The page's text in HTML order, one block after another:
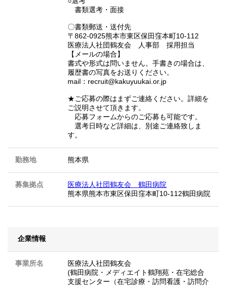
書類選考・面接
〇書類郵送・送付先
〒862-0925熊本市東区保田窪本町10-112
医療法人社団鶴友会 人事部 採用担当
【メールの場合】
書式や形式は問いません。手書きの場合は、
履歴書の写真をお送りください。
mail：recruit@kakuyuukai.or.jp
★ご応募の際はまずご連絡ください。詳細を
ご説明させて頂きます。
応募フォームからのご応募も可能です。
選考日時など詳細は、別途ご連絡致しま
す。
勤務地 熊本県
募集拠点
医療法人社団鶴友会 鶴田病院
熊本県熊本市東区保田窪本町10-112鶴田病院
企業情報
事業所名
医療法人社団鶴友会
(鶴田病院・メディエイト鶴翔苑・在宅総合
支援センター（在宅診療・訪問看護・訪問介